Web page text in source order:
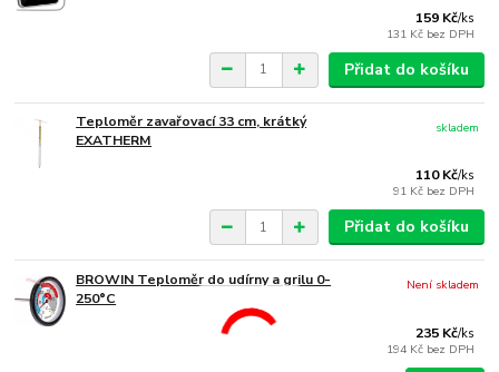
159 Kč/ks
131 Kč bez DPH
Přidat do košíku
Teploměr zavařovací 33 cm, krátký
EXATHERM
110 Kč/ks
91 Kč bez DPH
skladem
Přidat do košíku
BROWIN Teploměr do udírny a grilu 0-
250°C
235 Kč/ks
194 Kč bez DPH
Není skladem